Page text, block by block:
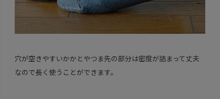
穴が空きやすいかかとやつま先の部分は密度が詰まって丈夫
なので長く使うことができます。